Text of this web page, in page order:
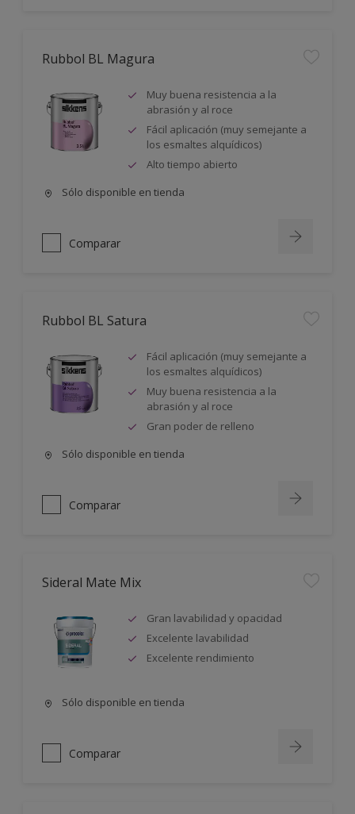
Rubbol BL Magura
Muy buena resistencia a la
abrasión y al roce
Fácil aplicación (muy semejante a
los esmaltes alquídicos)
Alto tiempo abierto
Sólo disponible en tienda
Comparar
Rubbol BL Satura
Fácil aplicación (muy semejante a
los esmaltes alquídicos)
Muy buena resistencia a la
abrasión y al roce
Gran poder de relleno
Sólo disponible en tienda
Comparar
Sideral Mate Mix
Gran lavabilidad y opacidad
Excelente lavabilidad
Excelente rendimiento
Sólo disponible en tienda
Comparar